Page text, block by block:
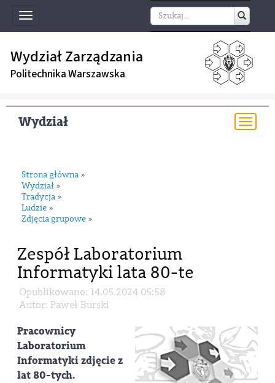
Toggle
navigation
Wydział Zarządzania
Politechnika Warszawska
Wydział
Strona główna »
Wydział »
Tradycja »
Ludzie »
Zdjęcia grupowe »
Zespół Laboratorium
Informatyki lata 80-te
Opublikowano: 14.05.2024 05:58
Autor: Paweł Burski
Pracownicy
Laboratorium
Informatyki zdjęcie z
lat 80-tych.